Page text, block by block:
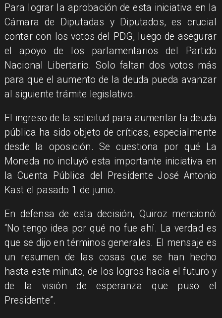
Para lograr la aprobación de esta iniciativa en la
Cámara de Diputadas y Diputados, es crucial
contar con los votos del PDG, luego de asegurar
el apoyo de los parlamentarios del Partido
Nacional Libertario. Solo faltan dos votos más
para que el aumento de la deuda pueda avanzar
al siguiente trámite legislativo.
El ingreso de la solicitud para aumentar la deuda
pública ha sido objeto de críticas, especialmente
desde la oposición. Se cuestiona por qué La
Moneda no incluyó esta importante iniciativa en
la Cuenta Pública del Presidente José Antonio
Kast el pasado 1 de junio.
En defensa de esta decisión, Quiroz mencionó:
“No tengo idea por qué no fue ahí. La verdad es
que se dijo en términos generales. El mensaje es
un resumen de las cosas que se han hecho
hasta este minuto, de los logros hacia el futuro y
de la visión de esperanza que puso el
Presidente”.